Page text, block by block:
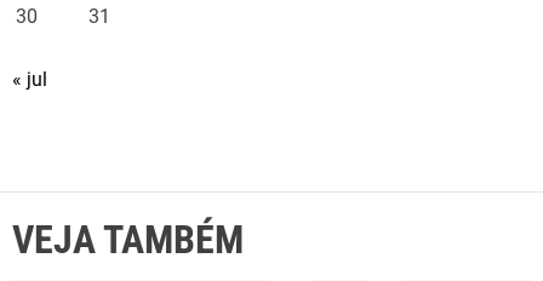
30
31
« jul
VEJA TAMBÉM